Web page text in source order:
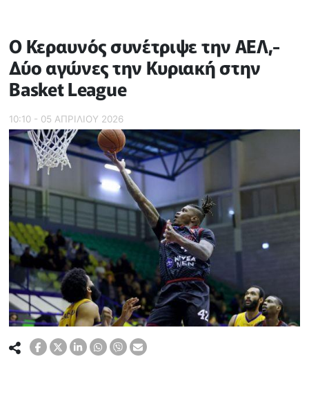
Ο Κεραυνός συνέτριψε την ΑΕΛ,-
Δύο αγώνες την Κυριακή στην
Basket League
10:10 - 05 ΑΠΡΙΛΙΟΥ 2026